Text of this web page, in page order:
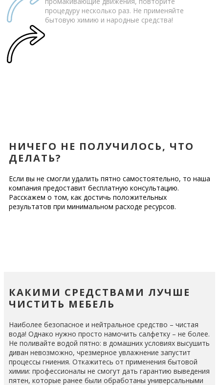
процедуру несколько раз. Не применяйте
бытовую химию и народные средства!
НИЧЕГО НЕ ПОЛУЧИЛОСЬ, ЧТО
ДЕЛАТЬ?
Если вы не смогли удалить пятно самостоятельно, то наша
компания предоставит бесплатную консультацию.
Расскажем о том, как достичь положительных
результатов при минимальном расходе ресурсов.
КАКИМИ СРЕДСТВАМИ ЛУЧШЕ
ЧИСТИТЬ МЕБЕЛЬ
Наиболее безопасное и нейтральное средство – чистая
вода! Однако нужно просто намочить салфетку – не более.
Не поливайте водой пятно: в домашних условиях высушить
диван невозможно, чрезмерное увлажнение запустит
процессы гниения. Откажитесь от применения бытовой
химии: профессионалы не смогут дать гарантию выведения
пятен, которые ранее были обработаны универсальными